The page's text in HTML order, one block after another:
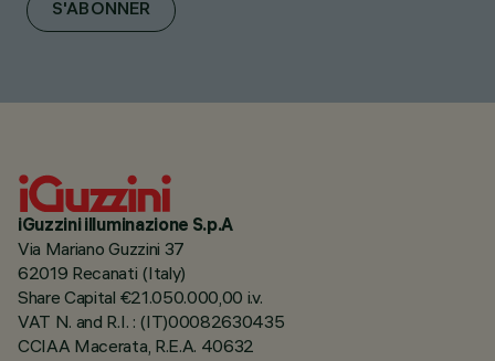
S'ABONNER
iGuzzini illuminazione S.p.A
Via Mariano Guzzini 37
62019 Recanati (Italy)
Share Capital €21.050.000,00 i.v.
VAT N. and R.I. : (IT)00082630435
CCIAA Macerata, R.E.A. 40632